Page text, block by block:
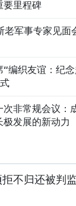
要里程碑
老军事专家见面
编织友谊：纪
次非常规会议：
发展的新动力
不归还被判